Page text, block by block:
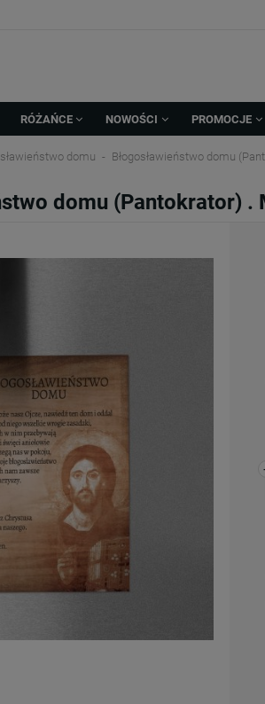
RÓŻAŃCE NOWOŚCI PROMOCJE
domu Błogosławieństwo domu
domu (Pantokrator) .